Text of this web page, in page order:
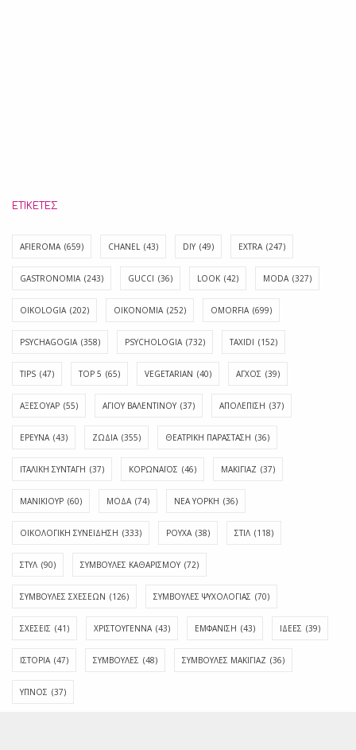
ΕΤΙΚΈΤΕΣ
AFIEROMA (659) CHANEL (43) DIY (49) EXTRA (247)
GASTRONOMIA (243) GUCCI (36) LOOK (42) MODA (327)
OIKOLOGIA (202) OIKONOMIA (252) OMORFIA (699)
PSYCHAGOGIA (358) PSYCHOLOGIA (732) TAXIDI (152)
TIPS (47) TOP 5 (65) VEGETARIAN (40) ΑΓΧΟΣ (39)
ΑΞΕΣΟΥΑΡ (55) ΑΓΊΟΥ ΒΑΛΕΝΤΊΝΟΥ (37) ΑΠΟΛΈΠΙΣΗ (37)
ΕΡΕΥΝΑ (43) ΖΩΔΙΑ (355) ΘΕΑΤΡΙΚΗ ΠΑΡΑΣΤΑΣΗ (36)
ΙΤΑΛΙΚΗ ΣΥΝΤΑΓΗ (37) ΚΟΡΩΝΑΪΟΣ (46) ΜΑΚΙΓΙΑΖ (37)
ΜΑΝΙΚΙΟΥΡ (60) ΜΟΔΑ (74) ΝΕΑ ΥΟΡΚΗ (36)
ΟΙΚΟΛΟΓΙΚΗ ΣΥΝΕΙΔΗΣΗ (333) ΡΟΥΧΑ (38) ΣΤΙΛ (118)
ΣΤΥΛ (90) ΣΥΜΒΟΥΛΕΣ ΚΑΘΑΡΙΣΜΟΥ (72)
ΣΥΜΒΟΥΛΕΣ ΣΧΕΣΕΩΝ (126) ΣΥΜΒΟΥΛΕΣ ΨΥΧΟΛΟΓΙΑΣ (70)
ΣΧΕΣΕΙΣ (41) ΧΡΙΣΤΟΥΓΕΝΝΑ (43) ΕΜΦΆΝΙΣΗ (43) ΙΔΈΕΣ (39)
ΙΣΤΟΡΊΑ (47) ΣΥΜΒΟΥΛΈΣ (48) ΣΥΜΒΟΥΛΈΣ ΜΑΚΙΓΙΆΖ (36)
ΎΠΝΟΣ (37)